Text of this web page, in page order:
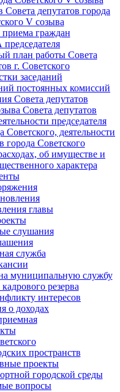
Совета депутатов города
V созыва
граждан
план работы Совета
г. Советского
заседаний
постоянных комиссий
Совета депутатов
Совета депутатов
председателя
Советского, деятельности
города Советского
об имуществе и
характера
главы
слушания
служба
муниципальную службу
резерва
интересов
о доходах
пространств
проекты
городской среды
вопросы